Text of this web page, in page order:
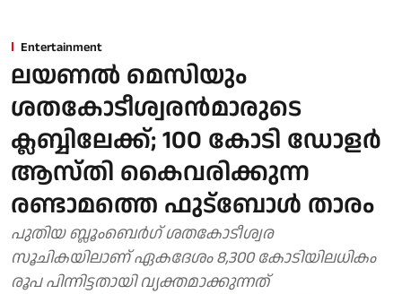
Entertainment
ലയണല്‍ മെസിയും
ശതകോടീശ്വരന്‍മാരുടെ
ക്ലബ്ബിലേക്ക്; 100 കോടി ഡോളര്‍
ആസ്തി കൈവരിക്കുന്ന
രണ്ടാമത്തെ ഫുട്‌ബോള്‍ താരം
പുതിയ ബ്ലൂംബെര്‍ഗ് ശതകോടീശ്വര
സൂചികയിലാണ് ഏകദേശം 8,300 കോടിയിലധികം
രൂപ പിന്നിട്ടതായി വ്യക്തമാക്കുന്നത്